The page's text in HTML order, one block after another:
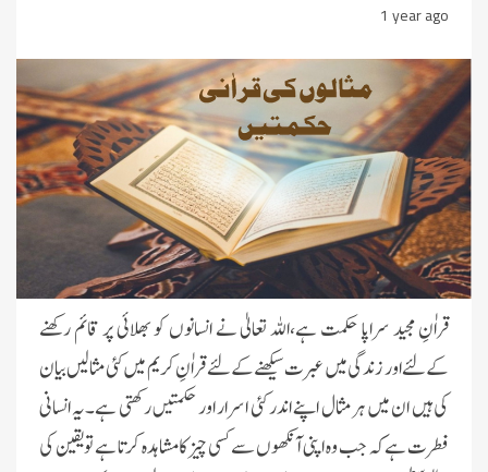
1 year ago
قراٰنِ مجید سراپا حکمت ہے،اللہ تعالیٰ نے انسانوں کو بھلائی پر قائم رکھنے
کےلئے اور زندگی میں عبرت سیکھنے کےلئے قراٰنِ ‏کریم میں کئی مثالیں بیان
کی ہیں ان میں ہر مثال اپنے اندر کئی اسرار اور حکمتیں رکھتی ہے۔یہ انسانی
فطرت ہے کہ جب وہ اپنی ‏آنکھوں سے کسی چیز کا مشاہدہ کرتا ہے تو یقین کی